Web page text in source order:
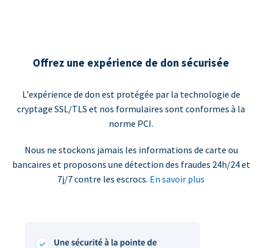
Offrez une expérience de don sécurisée
L'expérience de don est protégée par la technologie de
cryptage SSL/TLS et nos formulaires sont conformes à la
norme PCI.
Nous ne stockons jamais les informations de carte ou
bancaires et proposons une détection des fraudes 24h/24 et
7j/7 contre les escrocs. En savoir plus